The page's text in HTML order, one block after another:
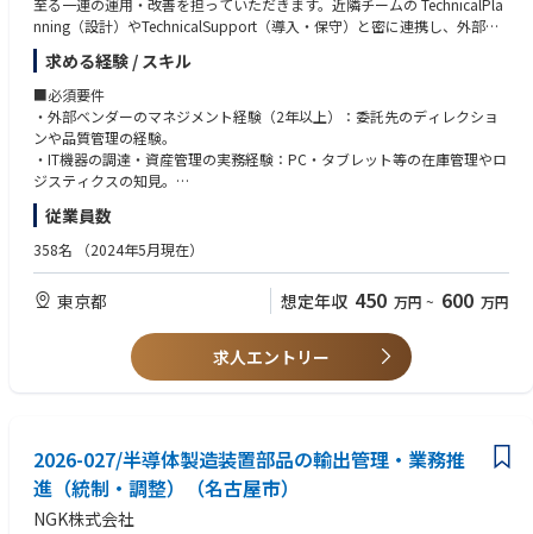
組むことでコストの適正化と品質向上を両立していきます。
当社ではこれらの施策を「業界別プラットフォーム構築」とし、現行取り
組んでいる菓子やスポーツアパレル業界だけでなく、BPO事業も展開しな
がら更なるプラットフォーム構築に取り組んでいきます。
裁量を持って業務に取り組める一方で、すべてを一人で任されるわけで
はありません。チームメンバーや関係部署と相談・連携しながら進めてい
く体制が整っており、役割分担をしながらプロジェクトを推進していく環
境です。
至る一連の運用・改善を担っていただきます。近隣チームの TechnicalPla
nning（設計）やTechnicalSupport（導入・保守）と密に連携し、外部パ
ートナーと共に「止まらない医療」を支えるデバイス供給体制を構築・運
用することがミッションです。
【具体的な業務】
・ベンダーマネジメント・品質管理
委託先キッティングセンターの工程管理、品質改善。
・自律的なプロセス構築（0→1 / 1→10）
再定義・構築。
・調達、サプライチェーン管理
導入計画に基づく端末・周辺機器の発注、仕入れ価格交渉、在庫の適正
・セキュリティ運用管理（クライアント証明書）
・グループ横断の全体最適化
グループ会社を含めた調達体制の協力・共通化の推進。
既存の枠組みをアップデートし、自分のアイデアで次世代の供給体制を構
築できます。
・社会的意義の高さ
あなたが届けたデバイスが、全国の薬剤師と患者さんの体験を変える基盤
求める経験 / スキル
■必須要件
・外部ベンダーのマネジメント経験（2年以上）：委託先のディレクショ
ンや品質管理の経験。
・IT機器の調達・資産管理の実務経験：PC・タブレット等の在庫管理やロ
ジスティクスの知見。
・業務改善の実績：自ら課題を見つけ、仕組み（フロー）を構築・改善し
た経験。
・ITデバイスの大量キッティング運用やLCM（ライフサイクル管理）の経
験
・複数チームやグループ会社を跨いだ合意形成・プロジェクト推進経験
・RPAやツール等を用いた業務効率化の経験
・医療業界への興味関心、社会貢献に対する意欲
す。
・自走できるプロフェッショナル
指示待ちではなく「今のやり方はベストか？」を問い、自律的に動ける
従業員数
358名 （2024年5月現在）
東京都 想定年収 450 万円 ~ 600 万円
求人エントリー
2026-027/半導体製造装置部品の輸出管理・業務推
進（統制・調整）（名古屋市）
NGK株式会社